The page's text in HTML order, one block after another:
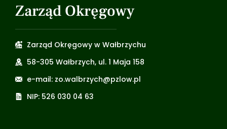
Zarząd Okręgowy
Zarząd Okręgowy w Wałbrzychu
58-305 Wałbrzych, ul. 1 Maja 158
e-mail: zo.walbrzych@pzlow.pl
NIP: 526 030 04 63